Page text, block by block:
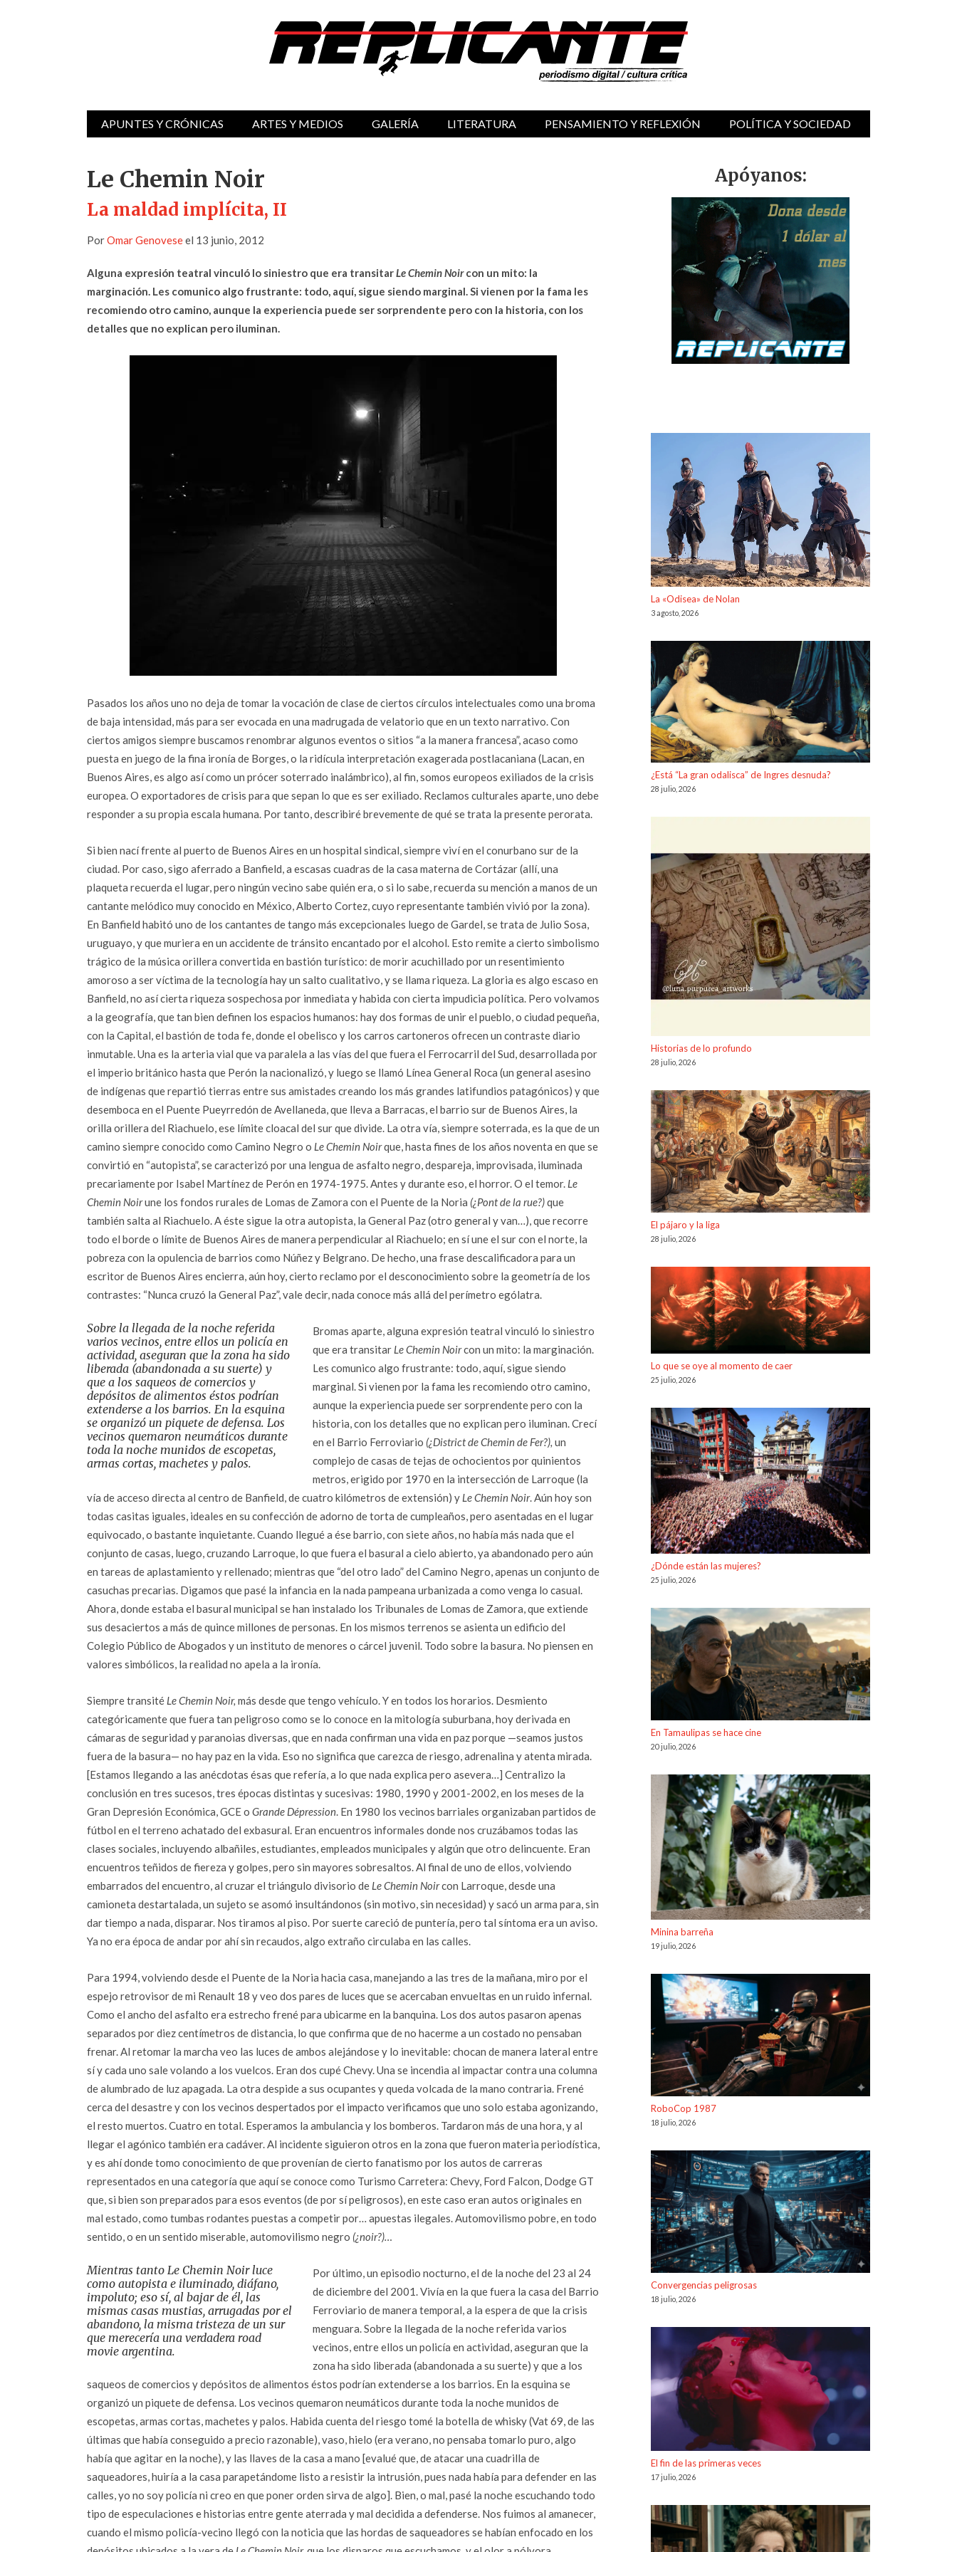
APUNTES Y CRÓNICAS ARTES Y MEDIOS GALERÍA LITERATURA PENSAMIENTO Y REFLEXIÓN POLÍTICA Y SOCIEDAD
Le Chemin Noir
La maldad implícita, II
PorOmar Genoveseel 13 junio, 2012
Alguna expresión teatral vinculó lo siniestro que era transitarLe Chemin Noircon un mito: la
marginación. Les comunico algo frustrante: todo, aquí, sigue siendo marginal. Si vienen por la fama les
recomiendo otro camino, aunque la experiencia puede ser sorprendente pero con la historia, con los
detalles que no explican pero iluminan.
Pasados los años uno no deja de tomar la vocación de clase de ciertos círculos intelectuales como una broma
de baja intensidad, más para ser evocada en una madrugada de velatorio que en un texto narrativo. Con
ciertos amigos siempre buscamos renombrar algunos eventos o sitios “a la manera francesa”, acaso como
puesta en juego de la fina ironía de Borges, o la ridícula interpretación exagerada postlacaniana (Lacan, en
Buenos Aires, es algo así como un prócer soterrado inalámbrico), al fin, somos europeos exiliados de la crisis
europea. O exportadores de crisis para que sepan lo que es ser exiliado. Reclamos culturales aparte, uno debe
responder a su propia escala humana. Por tanto, describiré brevemente de qué se trata la presente perorata.
Si bien nací frente al puerto de Buenos Aires en un hospital sindical, siempre viví en el conurbano sur de la
ciudad. Por caso, sigo aferrado a Banfield, a escasas cuadras de la casa materna de Cortázar (allí, una
plaqueta recuerda el lugar, pero ningún vecino sabe quién era, o si lo sabe, recuerda su mención a manos de un
cantante melódico muy conocido en México, Alberto Cortez, cuyo representante también vivió por la zona).
En Banfield habitó uno de los cantantes de tango más excepcionales luego de Gardel, se trata de Julio Sosa,
uruguayo, y que muriera en un accidente de tránsito encantado por el alcohol. Esto remite a cierto simbolismo
trágico de la música orillera convertida en bastión turístico: de morir acuchillado por un resentimiento
amoroso a ser víctima de la tecnología hay un salto cualitativo, y se llama riqueza. La gloria es algo escaso en
Banfield, no así cierta riqueza sospechosa por inmediata y habida con cierta impudicia política. Pero volvamos
a la geografía, que tan bien definen los espacios humanos: hay dos formas de unir el pueblo, o ciudad pequeña,
con la Capital, el bastión de toda fe, donde el obelisco y los carros cartoneros ofrecen un contraste diario
inmutable. Una es la arteria vial que va paralela a las vías del que fuera el Ferrocarril del Sud, desarrollada por
el imperio británico hasta que Perón la nacionalizó, y luego se llamó Línea General Roca (un general asesino
de indígenas que repartió tierras entre sus amistades creando los más grandes latifundios patagónicos) y que
desemboca en el Puente Pueyrredón de Avellaneda, que lleva a Barracas, el barrio sur de Buenos Aires, la
orilla orillera del Riachuelo, ese límite cloacal del sur que divide. La otra vía, siempre soterrada, es la que de un
camino siempre conocido como Camino Negro o Le Chemin Noirque, hasta fines de los años noventa en que se
convirtió en “autopista”, se caracterizó por una lengua de asfalto negro, despareja, improvisada, iluminada
precariamente por Isabel Martínez de Perón en 1974-1975. Antes y durante eso, el horror. O el temor. Le
Chemin Noirune los fondos rurales de Lomas de Zamora con el Puente de la Noria (¿Pont de la rue?)que
también salta al Riachuelo. A éste sigue la otra autopista, la General Paz (otro general y van…), que recorre
todo el borde o límite de Buenos Aires de manera perpendicular al Riachuelo; en sí une el sur con el norte, la
pobreza con la opulencia de barrios como Núñez y Belgrano. De hecho, una frase descalificadora para un
escritor de Buenos Aires encierra, aún hoy, cierto reclamo por el desconocimiento sobre la geometría de los
contrastes: “Nunca cruzó la General Paz”, vale decir, nada conoce más allá del perímetro ególatra.
Sobre la llegada de la noche referida
varios vecinos, entre ellos un policía en
actividad, aseguran que la zona ha sido
liberada (abandonada a su suerte) y
que a los saqueos de comercios y
depósitos de alimentos éstos podrían
extenderse a los barrios. En la esquina
se organizó un piquete de defensa. Los
vecinos quemaron neumáticos durante
toda la noche munidos de escopetas,
armas cortas, machetes y palos.
Bromas aparte, alguna expresión teatral vinculó lo siniestro
que era transitar Le Chemin Noircon un mito: la marginación.
Les comunico algo frustrante: todo, aquí, sigue siendo
marginal. Si vienen por la fama les recomiendo otro camino,
aunque la experiencia puede ser sorprendente pero con la
historia, con los detalles que no explican pero iluminan. Crecí
en el Barrio Ferroviario (¿District de Chemin de Fer?), un
complejo de casas de tejas de ochocientos por quinientos
metros, erigido por 1970 en la intersección de Larroque (la
vía de acceso directa al centro de Banfield, de cuatro kilómetros de extensión) y Le Chemin Noir. Aún hoy son
todas casitas iguales, ideales en su confección de adorno de torta de cumpleaños, pero asentadas en el lugar
equivocado, o bastante inquietante. Cuando llegué a ése barrio, con siete años, no había más nada que el
conjunto de casas, luego, cruzando Larroque, lo que fuera el basural a cielo abierto, ya abandonado pero aún
en tareas de aplastamiento y rellenado; mientras que “del otro lado” del Camino Negro, apenas un conjunto de
casuchas precarias. Digamos que pasé la infancia en la nada pampeana urbanizada a como venga lo casual.
Ahora, donde estaba el basural municipal se han instalado los Tribunales de Lomas de Zamora, que extiende
sus desaciertos a más de quince millones de personas. En los mismos terrenos se asienta un edificio del
Colegio Público de Abogados y un instituto de menores o cárcel juvenil. Todo sobre la basura. No piensen en
valores simbólicos, la realidad no apela a la ironía.
Siempre transité Le Chemin Noir, más desde que tengo vehículo. Y en todos los horarios. Desmiento
categóricamente que fuera tan peligroso como se lo conoce en la mitología suburbana, hoy derivada en
cámaras de seguridad y paranoias diversas, que en nada confirman una vida en paz porque —seamos justos
fuera de la basura— no hay paz en la vida. Eso no significa que carezca de riesgo, adrenalina y atenta mirada.
[Estamos llegando a las anécdotas ésas que refería, a lo que nada explica pero asevera…] Centralizo la
conclusión en tres sucesos, tres épocas distintas y sucesivas: 1980, 1990 y 2001-2002, en los meses de la
Gran Depresión Económica, GCE o Grande Dépression. En 1980 los vecinos barriales organizaban partidos de
fútbol en el terreno achatado del exbasural. Eran encuentros informales donde nos cruzábamos todas las
clases sociales, incluyendo albañiles, estudiantes, empleados municipales y algún que otro delincuente. Eran
encuentros teñidos de fiereza y golpes, pero sin mayores sobresaltos. Al final de uno de ellos, volviendo
embarrados del encuentro, al cruzar el triángulo divisorio de Le Chemin Noircon Larroque, desde una
camioneta destartalada, un sujeto se asomó insultándonos (sin motivo, sin necesidad) y sacó un arma para, sin
dar tiempo a nada, disparar. Nos tiramos al piso. Por suerte careció de puntería, pero tal síntoma era un aviso.
Ya no era época de andar por ahí sin recaudos, algo extraño circulaba en las calles.
Para 1994, volviendo desde el Puente de la Noria hacia casa, manejando a las tres de la mañana, miro por el
espejo retrovisor de mi Renault 18 y veo dos pares de luces que se acercaban envueltas en un ruido infernal.
Como el ancho del asfalto era estrecho frené para ubicarme en la banquina. Los dos autos pasaron apenas
separados por diez centímetros de distancia, lo que confirma que de no hacerme a un costado no pensaban
frenar. Al retomar la marcha veo las luces de ambos alejándose y lo inevitable: chocan de manera lateral entre
sí y cada uno sale volando a los vuelcos. Eran dos cupé Chevy. Una se incendia al impactar contra una columna
de alumbrado de luz apagada. La otra despide a sus ocupantes y queda volcada de la mano contraria. Frené
cerca del desastre y con los vecinos despertados por el impacto verificamos que uno solo estaba agonizando,
el resto muertos. Cuatro en total. Esperamos la ambulancia y los bomberos. Tardaron más de una hora, y al
llegar el agónico también era cadáver. Al incidente siguieron otros en la zona que fueron materia periodística,
y es ahí donde tomo conocimiento de que provenían de cierto fanatismo por los autos de carreras
representados en una categoría que aquí se conoce como Turismo Carretera: Chevy, Ford Falcon, Dodge GT
que, si bien son preparados para esos eventos (de por sí peligrosos), en este caso eran autos originales en
mal estado, como tumbas rodantes puestas a competir por… apuestas ilegales. Automovilismo pobre, en todo
sentido, o en un sentido miserable, automovilismo negro (¿noir?)…
Mientras tanto Le Chemin Noirluce
como autopista e iluminado, diáfano,
impoluto; eso sí, al bajar de él, las
mismas casas mustias, arrugadas por el
abandono, la misma tristeza de un sur
que merecería una verdadera road
movie argentina.
Por último, un episodio nocturno, el de la noche del 23 al 24
de diciembre del 2001. Vivía en la que fuera la casa del Barrio
Ferroviario de manera temporal, a la espera de que la crisis
menguara. Sobre la llegada de la noche referida varios
vecinos, entre ellos un policía en actividad, aseguran que la
zona ha sido liberada (abandonada a su suerte) y que a los
saqueos de comercios y depósitos de alimentos éstos podrían extenderse a los barrios. En la esquina se
organizó un piquete de defensa. Los vecinos quemaron neumáticos durante toda la noche munidos de
escopetas, armas cortas, machetes y palos. Habida cuenta del riesgo tomé la botella de whisky (Vat 69, de las
últimas que había conseguido a precio razonable), vaso, hielo (era verano, no pensaba tomarlo puro, algo
había que agitar en la noche), y las llaves de la casa a mano [evalué que, de atacar una cuadrilla de
saqueadores, huiría a la casa parapetándome listo a resistir la intrusión, pues nada había para defender en las
calles, yo no soy policía ni creo en que poner orden sirva de algo]. Bien, o mal, pasé la noche escuchando todo
tipo de especulaciones e historias entre gente aterrada y mal decidida a defenderse. Nos fuimos al amanecer,
cuando el mismo policía-vecino llegó con la noticia que las hordas de saqueadores se habían enfocado en los
Apóyanos:
La «Odisea» de Nolan
3 agosto, 2026
¿Está “La gran odalisca” de Ingres desnuda?
28 julio, 2026
Historias de lo profundo
28 julio, 2026
El pájaro y la liga
28 julio, 2026
Lo que se oye al momento de caer
25 julio, 2026
¿Dónde están las mujeres?
25 julio, 2026
En Tamaulipas se hace cine
20 julio, 2026
Minina barreña
19 julio, 2026
RoboCop 1987
18 julio, 2026
Convergencias peligrosas
18 julio, 2026
El fin de las primeras veces
17 julio, 2026